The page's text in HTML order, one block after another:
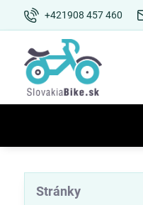
+421908 457 460
Stránky